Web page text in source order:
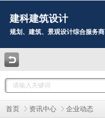
建科建筑设计
规划、建筑、景观设计综合服务商
首页 资讯中心 企业动态